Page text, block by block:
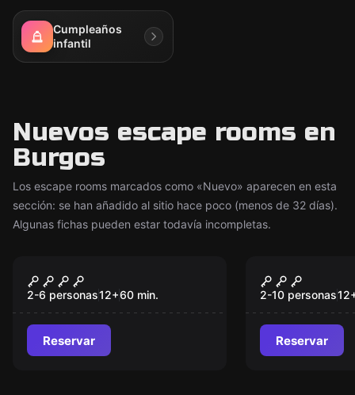
Cumpleaños
infantil
Nuevos escape rooms en
Burgos
Los escape rooms marcados como «Nuevo» aparecen en esta
sección: se han añadido al sitio hace poco (menos de 32 días).
Algunas fichas pueden estar todavía incompletas.
Nuevo
EL NÚCLEO DE LA
EMOCIÓN
2-6 personas12+60 min.
Reservar
Nuevo
La Casa
2-10 personas12
Reservar